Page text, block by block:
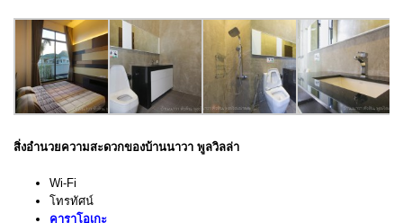
สิ่งอำนวยความสะดวกของบ้านนาวา พูลวิลล่า
Wi-Fi
โทรทัศน์
คาราโอเกะ